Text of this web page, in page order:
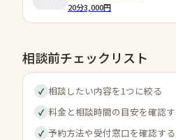
20分3,000円
相談前チェックリスト
✓ 相談したい内容を1つに絞る
✓ 料金と相談時間の目安を確認
✓ 予約方法や受付窓口を確認する